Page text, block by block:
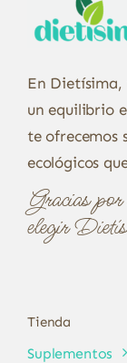
En Dietísima,
un equilibrio
te ofrecemos
ecológicos
Gracias por
elegir
Tienda
Suplementos